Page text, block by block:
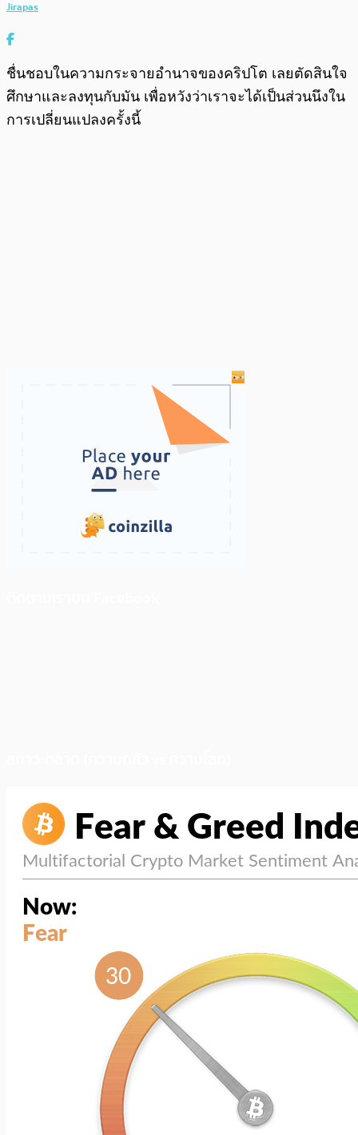
Jirapas
ชื่นชอบในความกระจายอำนาจของคริปโต เลยตัดสินใจ
ศึกษาและลงทุนกับมัน เพื่อหวังว่าเราจะได้เป็นส่วนนึงใน
การเปลี่ยนแปลงครั้งนี้